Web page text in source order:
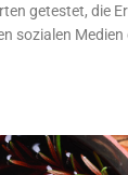
getestet, die
sozialen Medien